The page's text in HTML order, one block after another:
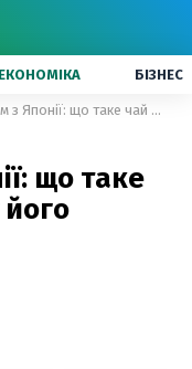
ЕКОНОМІКА БІЗНЕС
Тренд, родом з Японії: що таке чай матча та в чому його особливість
що таке